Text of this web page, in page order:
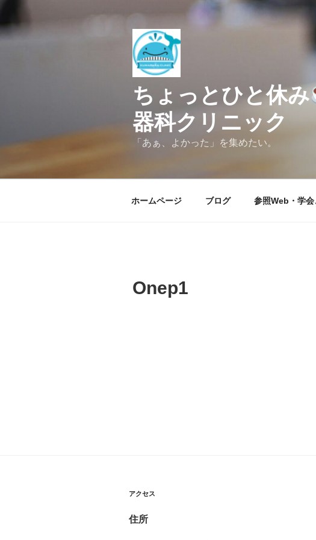
テ
ちょっとひと休み
器科クリニック
「あぁ、よかった」を集めたい。
ホームページ ブログ 参照Web・学
Onep1
アクセス
住所